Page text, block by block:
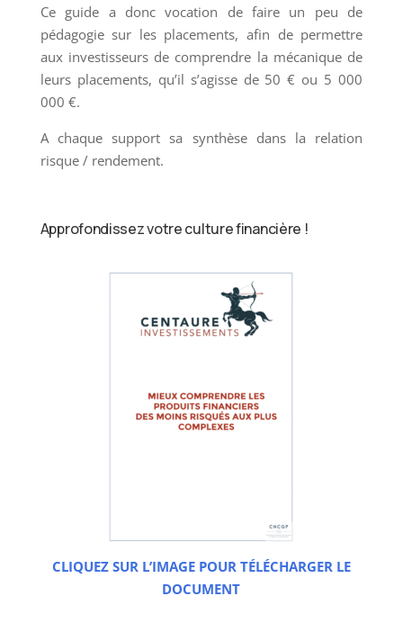
Ce guide a donc vocation de faire un peu de
pédagogie sur les placements, afin de permettre
aux investisseurs de comprendre la mécanique de
leurs placements, qu’il s’agisse de 50 € ou 5 000
000 €.
A chaque support sa synthèse dans la relation
risque / rendement.
Approfondissez votre culture financière !
CLIQUEZ SUR L’IMAGE POUR TÉLÉCHARGER LE
DOCUMENT